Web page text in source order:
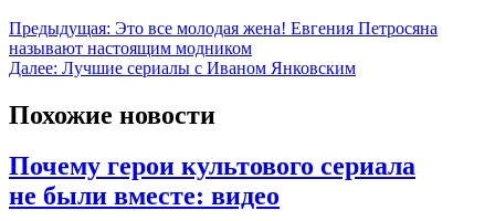
Предыдущая: Это все молодая жена! Евгения Петросяна
называют настоящим модником
Далее: Лучшие сериалы с Иваном Янковским
Похожие новости
Почему герои культового сериала
не были вместе: видео